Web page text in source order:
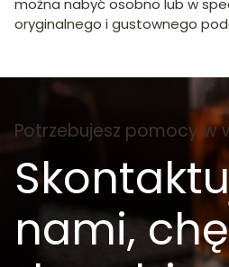
oryginalnego i gustownego
Potrzebujesz pomocy w
nami,